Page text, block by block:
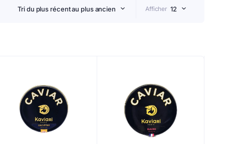
Tri du plus récent au plus ancien Afficher 12